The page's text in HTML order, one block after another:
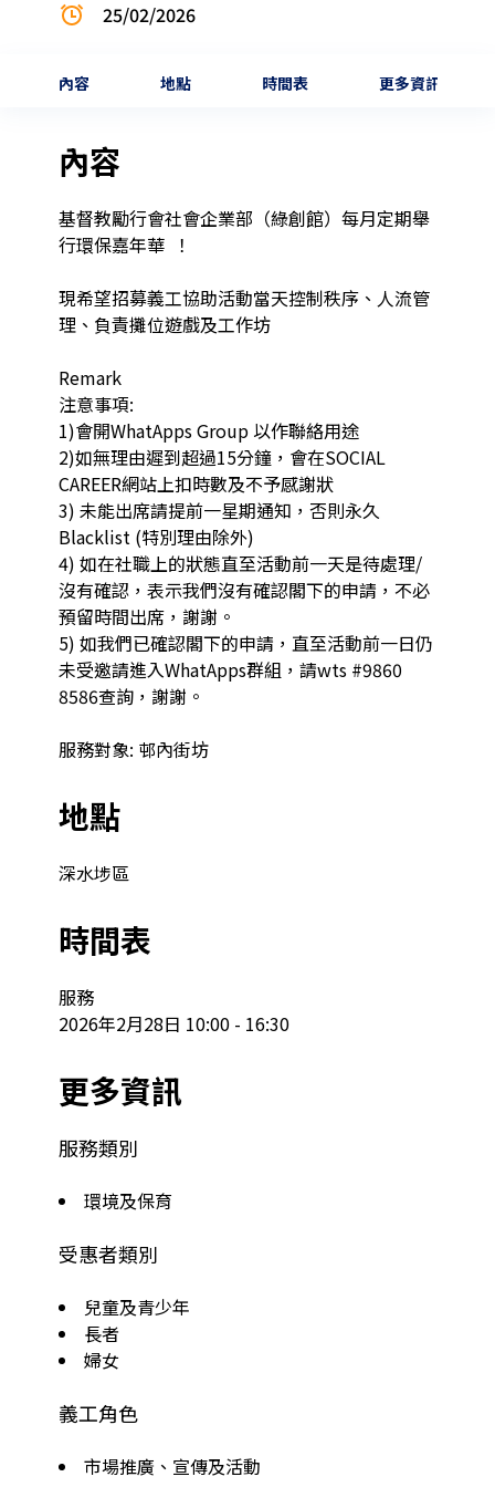
25/02/2026
內容 地點 時間表 更多資訊
內容
基督教勵行會社會企業部（綠創館）每月定期舉
行環保嘉年華  ！
現希望招募義工協助活動當天控制秩序、人流管
理、負責攤位遊戲及工作坊
Remark
注意事項:
1)會開WhatApps Group 以作聯絡用途
2)如無理由遲到超過15分鐘，會在SOCIAL
CAREER網站上扣時數及不予感謝狀
3) 未能出席請提前一星期通知，否則永久
Blacklist (特別理由除外)
4) 如在社職上的狀態直至活動前一天是待處理/
沒有確認，表示我們沒有確認閣下的申請，不必
預留時間出席，謝謝。
5) 如我們已確認閣下的申請，直至活動前一日仍
未受邀請進入WhatApps群組，請wts #9860
8586查詢，謝謝。
服務對象: 邨內街坊
地點
深水埗區
時間表
服務
2026年2月28日 10:00 - 16:30
更多資訊
服務類別
環境及保育
受惠者類別
兒童及青少年
長者
婦女
義工角色
市場推廣、宣傳及活動